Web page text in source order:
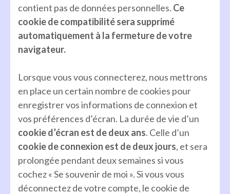
contient pas de données personnelles. Ce
cookie de compatibilité sera supprimé
automatiquement à la fermeture de votre
navigateur.
Lorsque vous vous connecterez, nous mettrons
en place un certain nombre de cookies pour
enregistrer vos informations de connexion et
vos préférences d’écran. La durée de vie d’un
cookie d’écran est de deux ans. Celle d’un
cookie de connexion est de deux jours, et sera
prolongée pendant deux semaines si vous
cochez « Se souvenir de moi ». Si vous vous
déconnectez de votre compte, le cookie de